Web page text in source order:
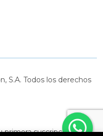
S.A. Todos los derechos
primera suscripción